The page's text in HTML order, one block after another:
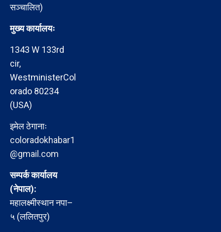
सञ्चालित)
मुख्य कार्यालयः
1343 W 133rd
cir,
WestministerCol
orado 80234
(USA)
इमेल ठेगानाः
coloradokhabar1
@gmail.com
सम्पर्क कार्यालय
(नेपाल):
महालक्ष्मीस्थान नपा–
५ (ललितपुर)